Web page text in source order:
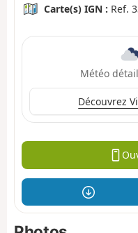
Carte(s) IGN : Ref.
Météo
Découvrez